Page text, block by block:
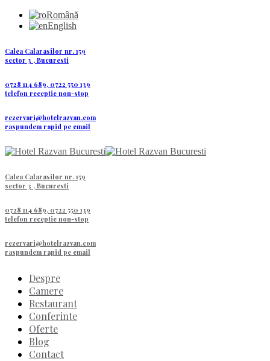
Română
English
Calea Calarasilor nr. 159
sector 3 , Bucuresti
0728 114 689, 0722 550 139
telefon receptie non-stop
rezervari@hotelrazvan.com
raspundem rapid pe email
Calea Calarasilor nr. 159
sector 3 , Bucuresti
0728 114 689, 0722 550 139
telefon receptie non-stop
rezervari@hotelrazvan.com
raspundem rapid pe email
Despre
Camere
Restaurant
Conferinte
Oferte
Blog
Contact